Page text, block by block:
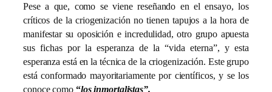
Pese a que, como se viene reseñando en el ensayo, los
críticos de la criogenización no tienen tapujos a la hora de
manifestar su oposición e incredulidad, otro grupo apuesta
sus fichas por la esperanza de la “vida eterna”, y esta
esperanza está en la técnica de la criogenización. Este grupo
está conformado mayoritariamente por científicos, y se los
conoce como “los inmortalistas”.